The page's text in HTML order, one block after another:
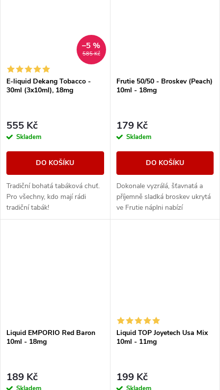
585 Kč
–5 %
E-liquid Dekang Tobacco -
30ml (3x10ml), 18mg
555 Kč
Skladem
DO KOŠÍKU
Tradiční bohatá tabáková chuť.
Pro všechny, kdo mají rádi
tradiční tabák!
Frutie 50/50 - Broskev (Peach)
10ml - 18mg
179 Kč
Skladem
DO KOŠÍKU
Dokonale vyzrálá, šťavnatá a
příjemně sladká broskev ukrytá
ve Frutie náplni nabízí
autentickou ovocnou příchuť.
Liquid EMPORIO Red Baron
10ml - 18mg
189 Kč
Liquid TOP Joyetech Usa Mix
10ml - 11mg
199 Kč